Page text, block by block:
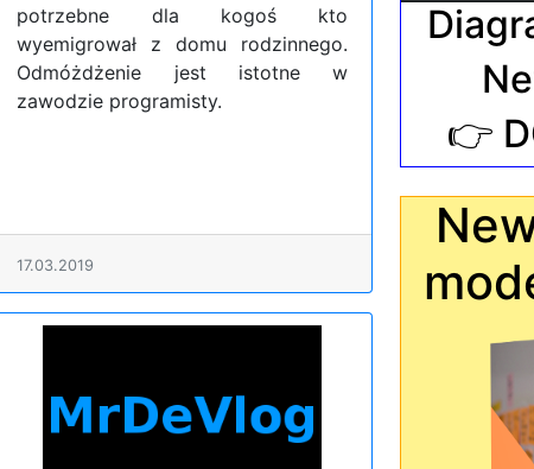
potrzebne dla kogoś kto
wyemigrował z domu rodzinnego.
Odmóżdżenie jest istotne w
zawodzie programisty.
17.03.2019
👉